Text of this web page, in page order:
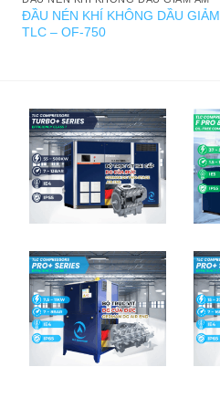
ĐẦU NÉN KHÍ KHÔNG DẦU
TLC – OF-750